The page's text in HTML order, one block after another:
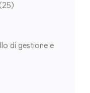
(25)
di gestione e